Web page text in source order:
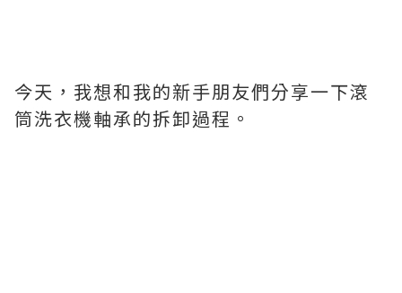
今天，我想和我的新手朋友們分享一下滾
筒洗衣機軸承的拆卸過程。